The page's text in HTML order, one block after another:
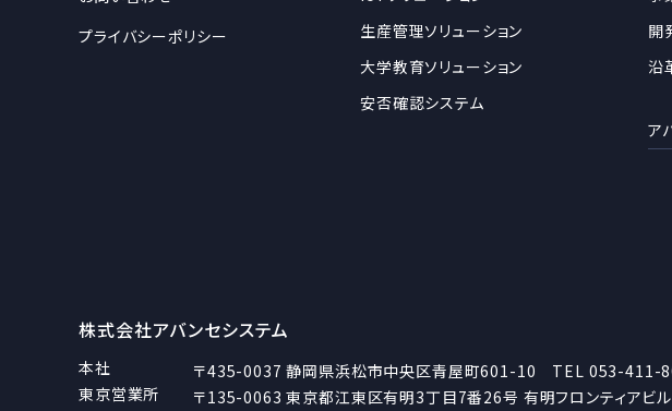
生産管理ソリューション
大学教育ソリューション
安否確認システム
開
沿
ア
プライバシーポリシー
株式会社アバンセシステム
本社 〒435-0037静岡県浜松市中央区青屋町601-10 TEL 053-411-
東京営業所
〒135-0063東京都江東区有明3丁目7番26号 有明フロンティアビ